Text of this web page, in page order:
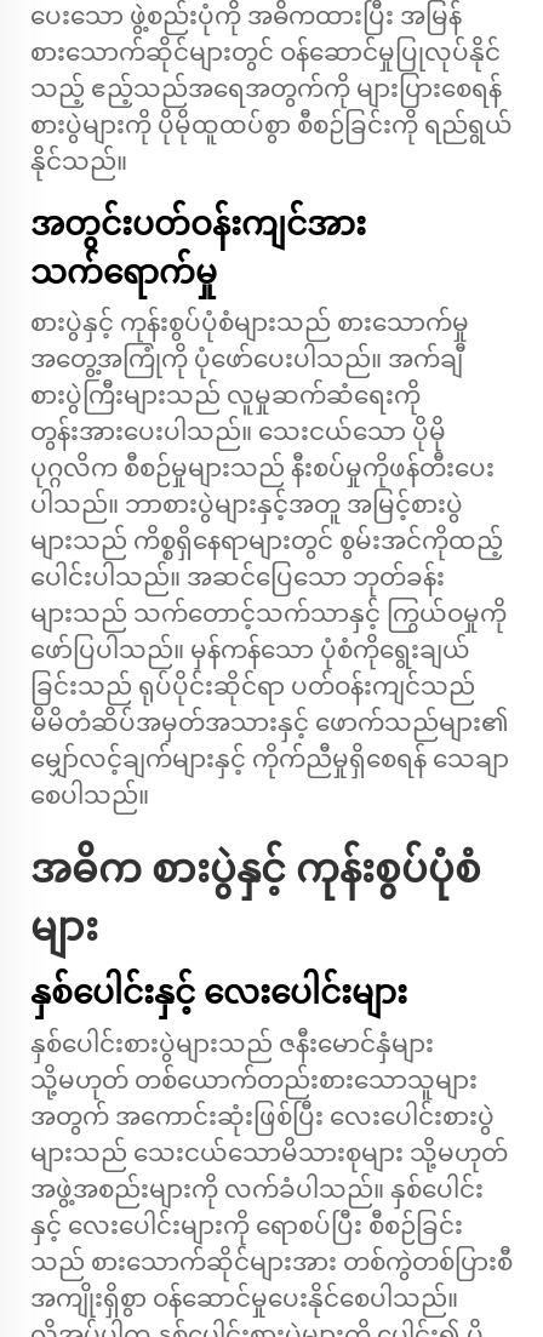
ပေးသော ဖွဲ့စည်းပုံကို အဓိကထားပြီး အမြန်
စားသောက်ဆိုင်များတွင် ဝန်ဆောင်မှုပြုလုပ်နိုင်
သည့် ဧည့်သည်အရေအတွက်ကို များပြားစေရန်
စားပွဲများကို ပိုမိုထူထပ်စွာ စီစဉ်ခြင်းကို ရည်ရွယ်
နိုင်သည်။
အတွင်းပတ်ဝန်းကျင်အား
သက်ရောက်မှု
စားပွဲနှင့် ကုန်းစွပ်ပုံစံများသည် စားသောက်မှု
အတွေ့အကြုံကို ပုံဖော်ပေးပါသည်။ အက်ချီ
စားပွဲကြီးများသည် လူမှုဆက်ဆံရေးကို
တွန်းအားပေးပါသည်။ သေးငယ်သော ပိုမို
ပုဂ္ဂလိက စီစဉ်မှုများသည် နီးစပ်မှုကိုဖန်တီးပေး
ပါသည်။ ဘာစားပွဲများနှင့်အတူ အမြင့်စားပွဲ
များသည် ကိစ္စရှိနေရာများတွင် စွမ်းအင်ကိုထည့်
ပေါင်းပါသည်။ အဆင်ပြေသော ဘုတ်ခန်း
များသည် သက်တောင့်သက်သာနှင့် ကြွယ်ဝမှုကို
ဖော်ပြပါသည်။ မှန်ကန်သော ပုံစံကိုရွေးချယ်
ခြင်းသည် ရုပ်ပိုင်းဆိုင်ရာ ပတ်ဝန်းကျင်သည်
မိမိတံဆိပ်အမှတ်အသားနှင့် ဖောက်သည်များ၏
မျှော်လင့်ချက်များနှင့် ကိုက်ညီမှုရှိစေရန် သေချာ
စေပါသည်။
အဓိက စားပွဲနှင့် ကုန်းစွပ်ပုံစံ
များ
နှစ်ပေါင်းနှင့် လေးပေါင်းများ
နှစ်ပေါင်းစားပွဲများသည် ဇနီးမောင်နှံများ
သို့မဟုတ် တစ်ယောက်တည်းစားသောသူများ
အတွက် အကောင်းဆုံးဖြစ်ပြီး လေးပေါင်းစားပွဲ
များသည် သေးငယ်သောမိသားစုများ သို့မဟုတ်
အဖွဲ့အစည်းများကို လက်ခံပါသည်။ နှစ်ပေါင်း
နှင့် လေးပေါင်းများကို ရောစပ်ပြီး စီစဉ်ခြင်း
သည် စားသောက်ဆိုင်များအား တစ်ကွဲတစ်ပြားစီ
အကျိုးရှိစွာ ဝန်ဆောင်မှုပေးနိုင်စေပါသည်။